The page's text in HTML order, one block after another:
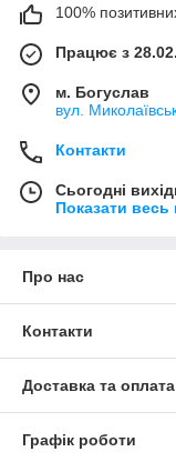
100%
Працює з
м. Богуслав
вул.
Контакти
Сьогодні
Показати весь
Про нас
Контакти
Доставка та оплата
Графік роботи